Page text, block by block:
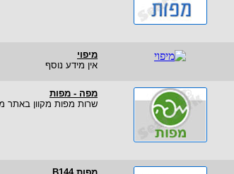
מיפוי
אין מידע נוסף
מפה - מפות
שרות מפות מקוון באתר